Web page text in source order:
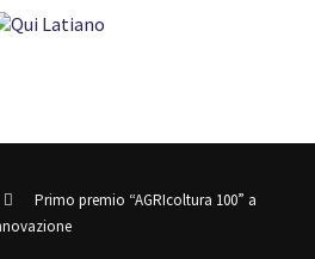
Primo premio “AGRIcoltura 100” a